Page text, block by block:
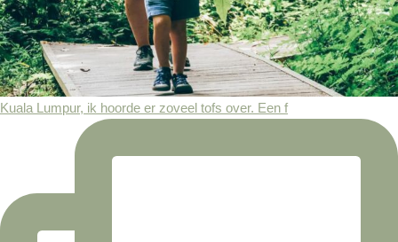
Kuala Lumpur, ik hoorde er zoveel tofs over. Een f